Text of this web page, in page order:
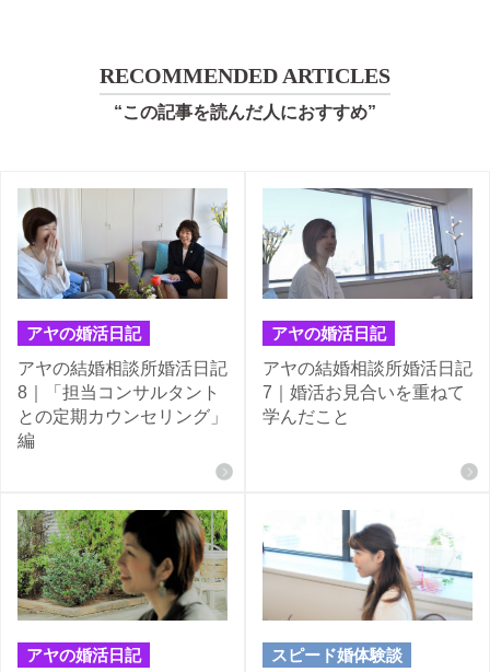
RECOMMENDED ARTICLES
“この記事を読んだ人におすすめ”
アヤの婚活日記
アヤの結婚相談所婚活日記
8｜「担当コンサルタント
との定期カウンセリング」
編
アヤの婚活日記
アヤの結婚相談所婚活日記
7｜婚活お見合いを重ねて
学んだこと
アヤの婚活日記
スピード婚体験談